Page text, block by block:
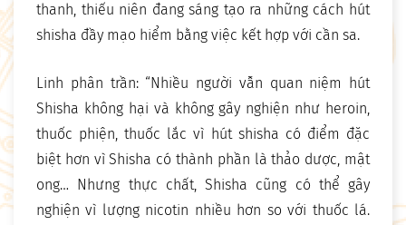
thanh, thiếu niên đang sáng tạo ra những cách hút
shisha đầy mạo hiểm bằng việc kết hợp với cần sa.
Linh phân trần: “Nhiều người vẫn quan niệm hút
Shisha không hại và không gây nghiện như heroin,
thuốc phiện, thuốc lắc vì hút shisha có điểm đặc
biệt hơn vì Shisha có thành phần là thảo dược, mật
ong… Nhưng thực chất, Shisha cũng có thể gây
nghiện vì lượng nicotin nhiều hơn so với thuốc lá.